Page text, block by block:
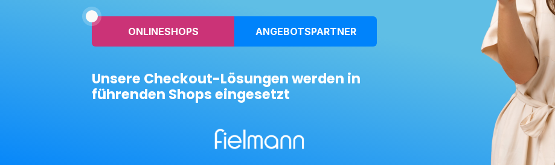
ONLINESHOPS ANGEBOTSPARTNER
Unsere Checkout-Lösungen werden in
führenden Shops eingesetzt